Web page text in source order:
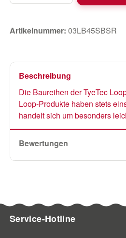
Artikelnummer: 03LB45SBSR
Beschreibung
Die Baureihen der TyeTec
Loop-Produkte haben stets
handelt sich um besonders
Bewertungen
Service-Hotline